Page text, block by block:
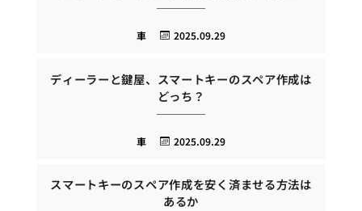
2025.09.29
車
ディーラーと鍵屋、スマートキーのスペア作成は
どっち？
2025.09.29
車
スマートキーのスペア作成を安く済ませる方法は
あるか